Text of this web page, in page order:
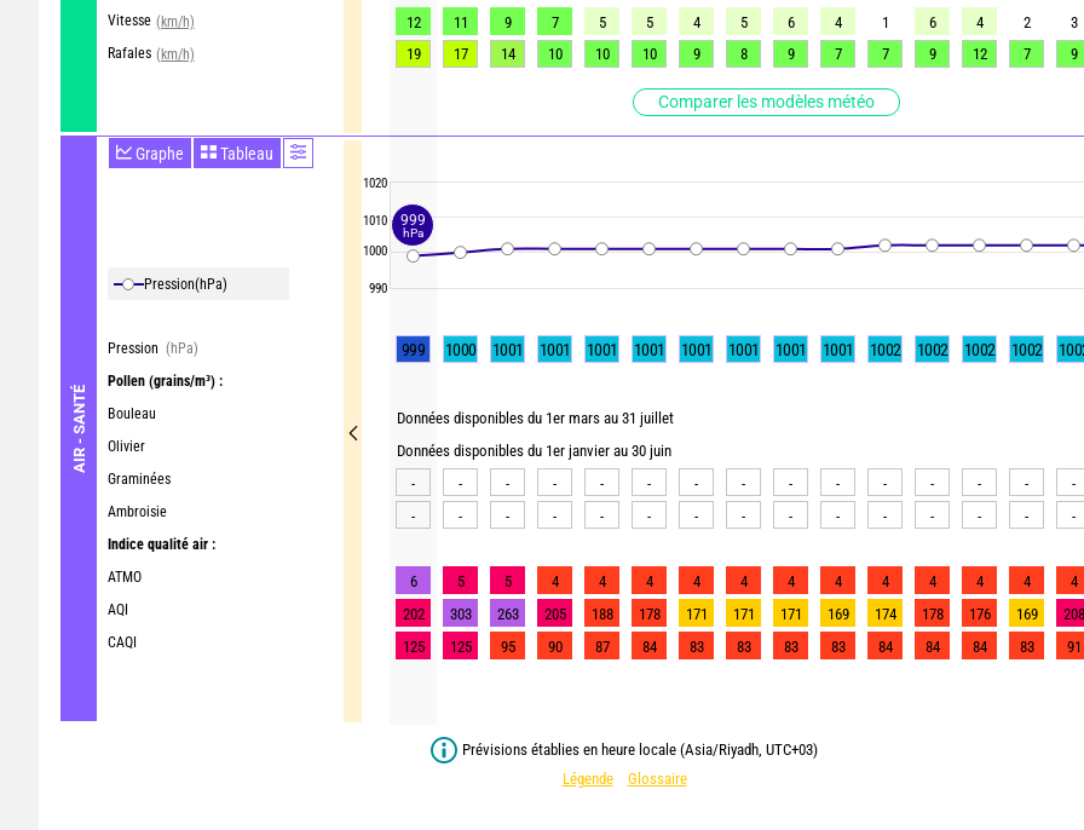
Vitesse (km/h)
Rafales (km/h)
Comparer les modèles météo
AIR - SANTÉ
Graphe Tableau
Pression(hPa)
Pression (hPa)
Pollen (grains/m³) :
Bouleau
Olivier
Graminées
Ambroisie
Indice qualité air :
ATMO
AQI
CAQI
1020
1010
1000
990
12
11 9 7 5 5 4 5 6 4 1 6 4 2 3
19
17 14 10 10 10 9 8 9 7 7 9 12 7 9
999 1000 1001 1001 1001 1001 1001 1001 1001 1001 1002 1002 1002 1002
Données disponibles du 1er mars au 31 juillet
Données disponibles du 1er janvier au 30 juin
-
- - - - - - - - - - - - - -
-
- - - - - - - - - - - - - -
6 5 5 4 4 4 4 4 4 4 4 4 4 4 4
202
303 263 205 188 178 171 171 171 169 174 178 176 169 208
125
125 95 90 87 84 83 83 83 83 84 84 84 83 91
Prévisions établies en heure locale (Asia/Riyadh, UTC+03)
Légende
Glossaire
999
hPa